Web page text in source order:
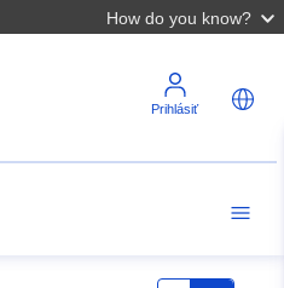
How do you know?
Prihlásiť